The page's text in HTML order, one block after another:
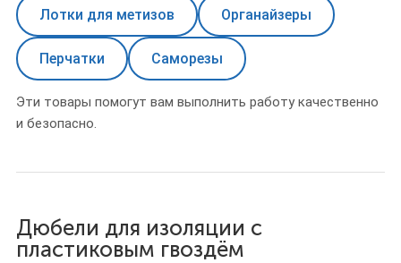
Лотки для метизов Органайзеры
Перчатки Саморезы
Эти товары помогут вам выполнить работу качественно
и безопасно.
Дюбели для изоляции с
пластиковым гвоздём